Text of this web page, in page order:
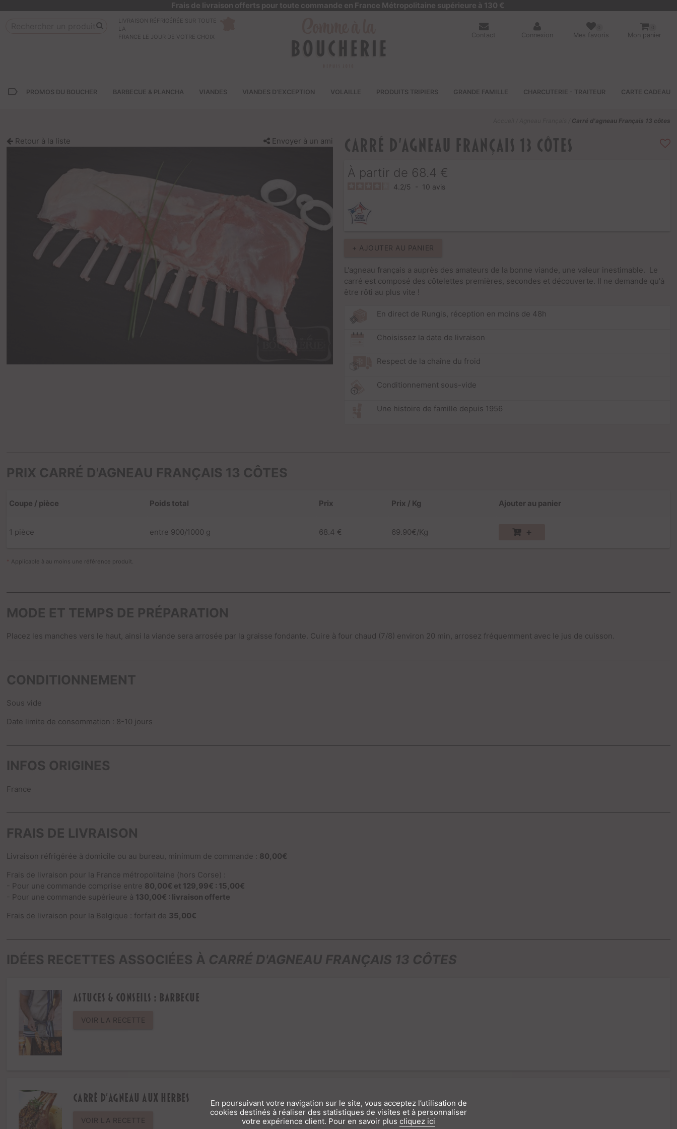
Frais de livraison offerts pour toute commande en France Métropolitaine supérieure à 130 €
LIVRAISON RÉFRIGÉRÉE SUR TOUTE
LA
FRANCE LE JOUR DE VOTRE CHOIX
Contact Connexion Mes favoris Mon panier
label_outline PROMOS DU BOUCHER BARBECUE & PLANCHA VIANDES VIANDES D'EXCEPTION VOLAILLE PRODUITS TRIPIERS GRANDE FAMILLE CHARCUTERIE - TRAITEUR CARTE CADEAU
Carré d'agneau Français 13 côtes
Retour à la liste Envoyer à un ami Carré d'agneau Français 13 côtes
À partir de 68.4 €
4.2/5 - 10 avis
+ AJOUTER AU PANIER
L'agneau français a auprès des amateurs de la bonne viande, une valeur inestimable. Le
carré est composé des côtelettes premières, secondes et découverte. II ne demande qu'à
être rôti au plus vite !
En direct de Rungis, réception en moins de 48h
Choisissez la date de livraison
Respect de la chaîne du froid
Conditionnement sous-vide
Une histoire de famille depuis 1956
PRIX CARRÉ D'AGNEAU FRANÇAIS 13 CÔTES
Coupe / pièce Poids total Prix Prix / Kg Ajouter au panier
1 pièce entre 900/1000 g 68.4 € 69.90€/Kg +
* Applicable à au moins une référence produit.
MODE ET TEMPS DE PRÉPARATION
Placez les manches vers le haut, ainsi la viande sera arrosée par la graisse fondante. Cuire à four chaud (7/8) environ 20 min, arrosez fréquemment avec le jus de cuisson.
CONDITIONNEMENT
Sous vide
Date limite de consommation : 8-10 jours
INFOS ORIGINES
France
FRAIS DE LIVRAISON
Livraison réfrigérée à domicile ou au bureau, minimum de commande : 80,00€
Frais de livraison pour la France métropolitaine (hors Corse) :
- Pour une commande comprise entre 80,00€ et 129,99€ : 15,00€
- Pour une commande supérieure à 130,00€ : livraison offerte
Frais de livraison pour la Belgique : forfait de 35,00€
IDÉES RECETTES ASSOCIÉES À CARRÉ D'AGNEAU FRANÇAIS 13 CÔTES
ASTUCES & CONSEILS : Barbecue
VOIR LA RECETTE
Carré d’agneau aux herbes
VOIR LA RECETTE
En poursuivant votre navigation sur le site, vous acceptez l’utilisation de
cookies destinés à réaliser des statistiques de visites et à personnaliser
votre expérience client. Pour en savoir plus cliquez ici